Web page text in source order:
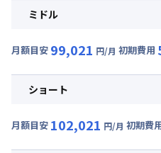
月額賃料目安(30日利用)
光熱費他 : 19,110円/月 (637円/
その他費用 :
初期費用
ミドル
月額目安 99,021 円/月 初期費用
月額賃料目安(30日利用)
光熱費他 : 19,110円/月 (637円
ショート
月額目安 102,021 円/月 初期費